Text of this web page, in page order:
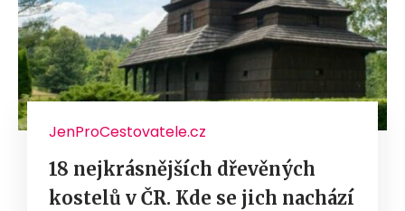
JenProCestovatele.cz
18 nejkrásnějších dřevěných
kostelů v ČR. Kde se jich nachází